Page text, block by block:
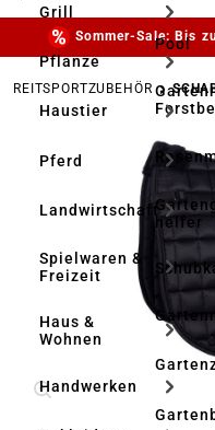
Grill
Pflanze
Haustier
Pferd
Landwirtschaft
Spielwaren &
Freizeit
Haus &
Wohnen
Handwerken
Pool
helfer
Sommer-Sale: Bis
REITSPORTZUBEHÖR
Bildergalerie